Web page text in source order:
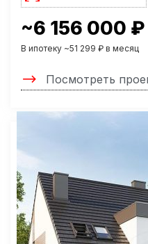
~6 156 000 ₽
В ипотеку ~51 299 ₽ в месяц
Посмотреть